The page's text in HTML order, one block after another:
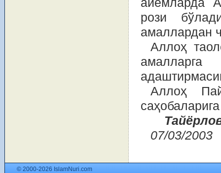
айёмларда
рози
амаллардан
Аллоҳ
Аллоҳ
07/03/2003
© 2000-2026 IslamNuri.com